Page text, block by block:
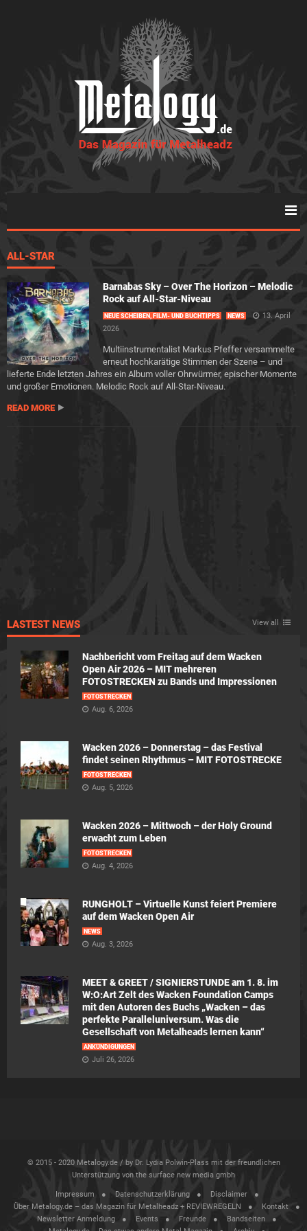
ALL-STAR
Barnabas Sky – Over The Horizon – Melodic
Rock auf All-Star-Niveau
NEUE SCHEIBEN, FILM- UND BUCHTIPPS NEWS
13. April
2026
Multiinstrumentalist Markus Pfeffer versammelte
erneut hochkarätige Stimmen der Szene – und
lieferte Ende letzten Jahres ein Album voller Ohrwürmer, epischer Momente
und großer Emotionen. Melodic Rock auf All-Star-Niveau.
READ MORE
LASTEST NEWS View all
Nachbericht vom Freitag auf dem Wacken
Open Air 2026 – MIT mehreren
FOTOSTRECKEN zu Bands und Impressionen
FOTOSTRECKEN
Aug. 6, 2026
Wacken 2026 – Donnerstag – das Festival
findet seinen Rhythmus – MIT FOTOSTRECKE
FOTOSTRECKEN
Aug. 5, 2026
Wacken 2026 – Mittwoch – der Holy Ground
erwacht zum Leben
FOTOSTRECKEN
Aug. 4, 2026
RUNGHOLT – Virtuelle Kunst feiert Premiere
auf dem Wacken Open Air
NEWS
Aug. 3, 2026
MEET & GREET / SIGNIERSTUNDE am 1. 8. im
W:O:Art Zelt des Wacken Foundation Camps
mit den Autoren des Buchs „Wacken – das
perfekte Paralleluniversum. Was die
Gesellschaft von Metalheads lernen kann“
ANKÜNDIGUNGEN
Juli 26, 2026
© 2015 - 2020 Metalogy.de / by Dr. Lydia Polwin-Plass mit der freundlichen
Unterstützung von the surface new media gmbh
Impressum Datenschutzerklärung
Disclaimer
Über Metalogy.de – das Magazin für Metalheadz + REVIEWREGELN
Kontakt
Newsletter Anmeldung
Events Freunde
Bandseiten